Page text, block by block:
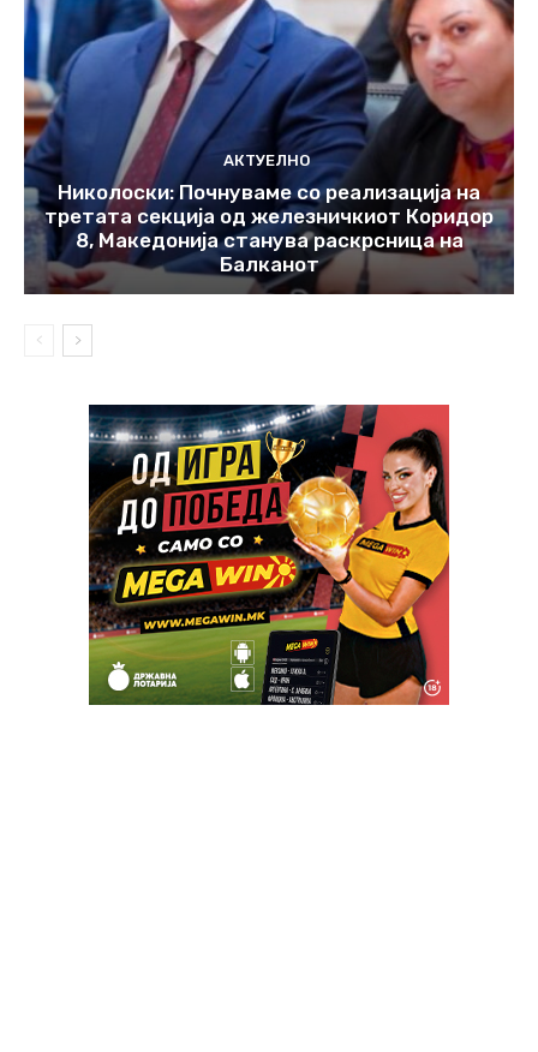
АКТУЕЛНО
Николоски: Почнуваме со реализација на
третата секција од железничкиот Коридор
8, Македонија станува раскрсница на
Балканот